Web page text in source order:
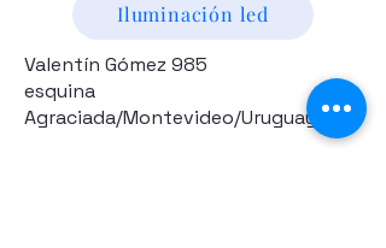
Iluminación led
Valentín Gómez 985
esquina
Agraciada/Montevideo/Uruguay